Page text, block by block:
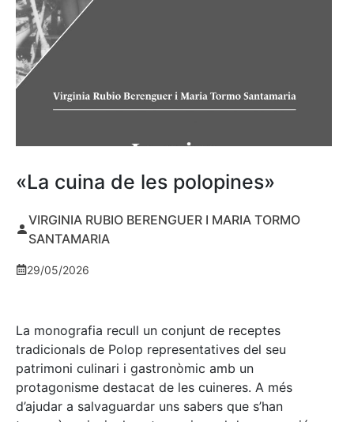
«La cuina de les polopines»
VIRGINIA RUBIO BERENGUER I MARIA TORMO
SANTAMARIA
29/05/2026
La monografia recull un conjunt de receptes
tradicionals de Polop representatives del seu
patrimoni culinari i gastronòmic amb un
protagonisme destacat de les cuineres. A més
d’ajudar a salvaguardar uns sabers que s’han